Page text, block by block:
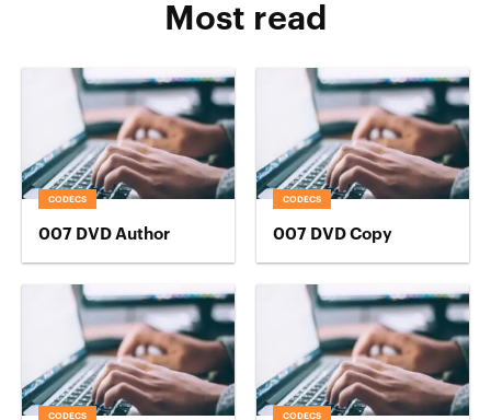
Most read
CODECS
007 DVD Author
CODECS
007 DVD Copy
CODECS CODECS